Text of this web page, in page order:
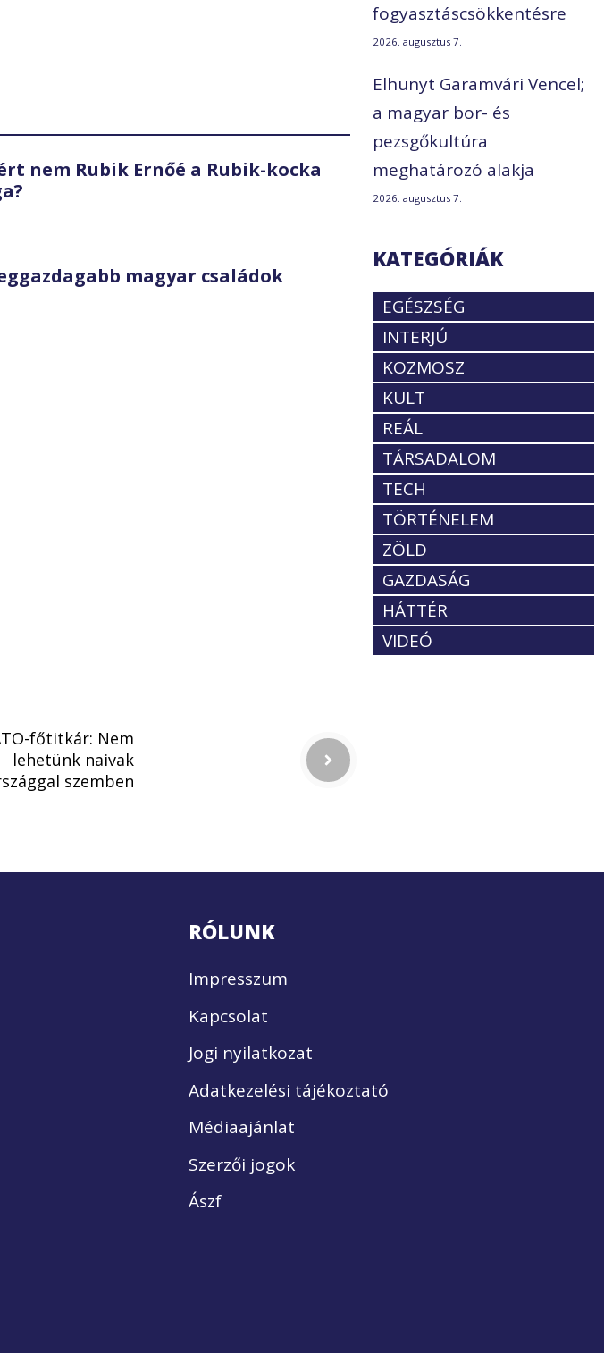
nem Rubik Ernőé a Rubik-kocka
magyar családok
fogyasztáscsökkentésre
2026. augusztus 7.
Elhunyt Garamvári Vencel;
a magyar bor- és
pezsgőkultúra
meghatározó alakja
2026. augusztus 7.
KATEGÓRIÁK
EGÉSZSÉG
INTERJÚ
KOZMOSZ
KULT
REÁL
TÁRSADALOM
TECH
TÖRTÉNELEM
ZÖLD
GAZDASÁG
HÁTTÉR
VIDEÓ
főtitkár: Nem
lehetünk naivak
szemben
RÓLUNK
Impresszum
Kapcsolat
Jogi nyilatkozat
Adatkezelési tájékoztató
Médiaajánlat
Szerzői jogok
Ászf